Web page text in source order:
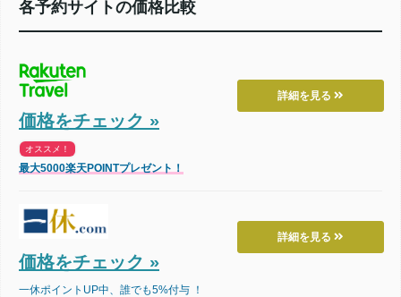
各予約サイトの価格比較
詳細を見る
価格をチェック »
オススメ！
最大5000楽天POINTプレゼント！
詳細を見る
価格をチェック »
一休ポイントUP中、誰でも5%付与 ！